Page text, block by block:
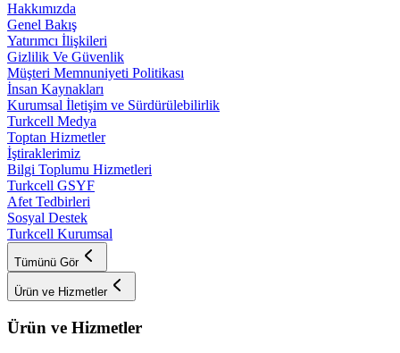
Hakkımızda
Genel Bakış
Yatırımcı İlişkileri
Gizlilik Ve Güvenlik
Müşteri Memnuniyeti Politikası
İnsan Kaynakları
Kurumsal İletişim ve Sürdürülebilirlik
Turkcell Medya
Toptan Hizmetler
İştiraklerimiz
Bilgi Toplumu Hizmetleri
Turkcell GSYF
Afet Tedbirleri
Sosyal Destek
Turkcell Kurumsal
Tümünü Gör
Ürün ve Hizmetler
Ürün ve Hizmetler